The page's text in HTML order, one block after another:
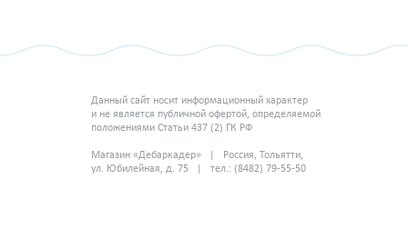
Данный сайт носит информационный характер
и не является публичной офертой, определяемой
положениями Статьи 437 (2) ГК РФ
Магазин «Дебаркадер» | Россия, Тольятти,
ул. Юбилейная, д. 75 | тел.: (8482) 79-55-50